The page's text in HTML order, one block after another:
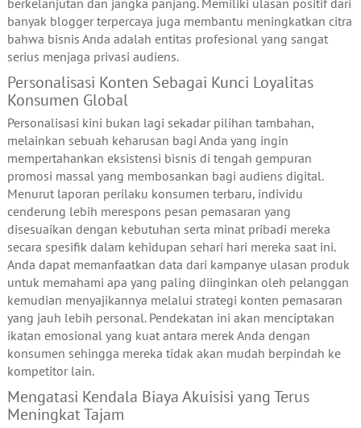
berkelanjutan dan jangka panjang. Memiliki ulasan positif dari
banyak blogger terpercaya juga membantu meningkatkan citra
bahwa bisnis Anda adalah entitas profesional yang sangat
serius menjaga privasi audiens.
Personalisasi Konten Sebagai Kunci Loyalitas
Konsumen Global
Personalisasi kini bukan lagi sekadar pilihan tambahan,
melainkan sebuah keharusan bagi Anda yang ingin
mempertahankan eksistensi bisnis di tengah gempuran
promosi massal yang membosankan bagi audiens digital.
Menurut laporan perilaku konsumen terbaru, individu
cenderung lebih merespons pesan pemasaran yang
disesuaikan dengan kebutuhan serta minat pribadi mereka
secara spesifik dalam kehidupan sehari hari mereka saat ini.
Anda dapat memanfaatkan data dari kampanye ulasan produk
untuk memahami apa yang paling diinginkan oleh pelanggan
kemudian menyajikannya melalui strategi konten pemasaran
yang jauh lebih personal. Pendekatan ini akan menciptakan
ikatan emosional yang kuat antara merek Anda dengan
konsumen sehingga mereka tidak akan mudah berpindah ke
kompetitor lain.
Mengatasi Kendala Biaya Akuisisi yang Terus
Meningkat Tajam